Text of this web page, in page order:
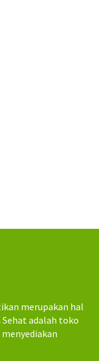
merupakan hal
adalah toko